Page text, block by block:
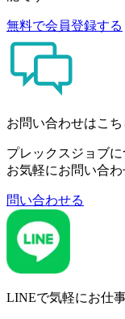
無料で会員登録する
お問い合わせはこち
プレックスジョブ
お気軽にお問い合わ
問い合わせる
LINEで気軽にお仕